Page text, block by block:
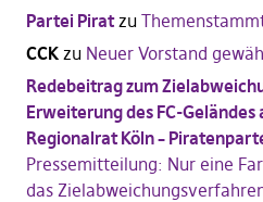
Partei Piratzu
CCKzu Neuer Vorstand
Redebeitrag zum
Erweiterung des FC-Geländes
Regionalrat Köln –
Pressemitteilung: Nur eine
das